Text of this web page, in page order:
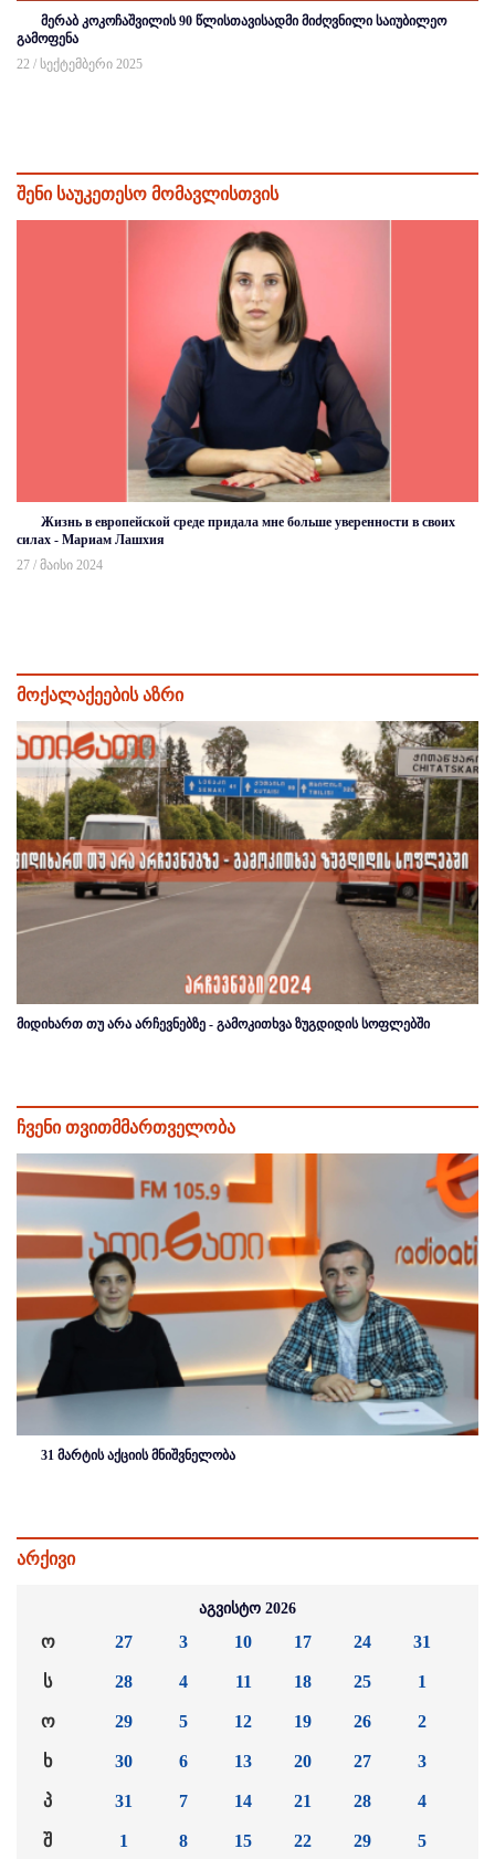
მერაბ კოკოჩაშვილის 90 წლისთავისადმი მიძღვნილი საიუბილეო
გამოფენა
22 / სექტემბერი 2025
შენი საუკეთესო მომავლისთვის
Жизнь в европейской среде придала мне больше уверенности в своих
силах - Мариам Лашхия
27 / მაისი 2024
მოქალაქეების აზრი
მიდიხართ თუ არა არჩევნებზე - გამოკითხვა ზუგდიდის სოფლებში
ჩვენი თვითმმართველობა
31 მარტის აქციის მნიშვნელობა
არქივი
აგვისტო 2026
ო
ს
ო
ხ
პ
შ
27
28
29
30
31
1
3
4
5
6
7
8
10
11
12
13
14
15
17
18
19
20
21
22
24
25
26
27
28
29
31
1
2
3
4
5